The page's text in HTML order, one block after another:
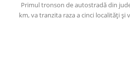
Primul tronson de autostradă din
km, va tranzita raza a cinci localităţi şi